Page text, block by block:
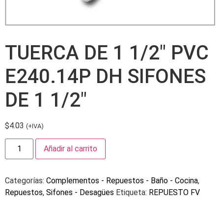
TUERCA DE 1 1/2″ PVC
E240.14P DH SIFONES
DE 1 1/2″
$4.03 (+IVA)
Añadir al carrito
Categorías: Complementos - Repuestos - Baño - Cocina,
Repuestos, Sifones - Desagües Etiqueta: REPUESTO FV